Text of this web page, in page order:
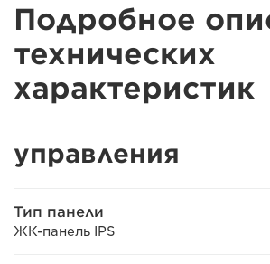
Подробное
технических
характеристик
управления
Тип панели
ЖК-панель IPS